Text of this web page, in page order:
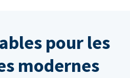
pour les
modernes